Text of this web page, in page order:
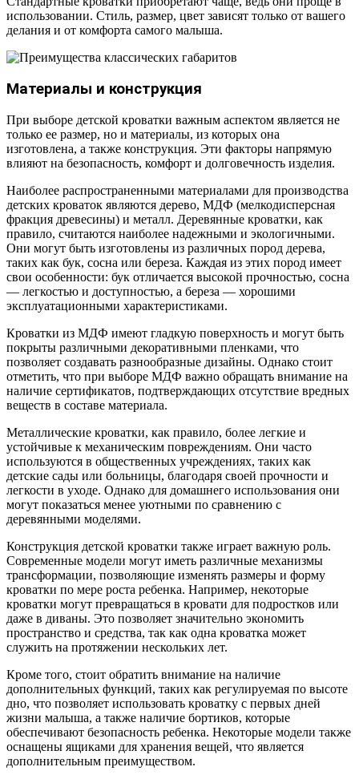
использовании. Стиль, размер, цвет зависят только от вашего
делания и от комфорта самого малыша.
Материалы и конструкция
При выборе детской кроватки важным аспектом является не
только ее размер, но и материалы, из которых она
изготовлена, а также конструкция. Эти факторы напрямую
влияют на безопасность, комфорт и долговечность изделия.
Наиболее распространенными материалами для производства
детских кроваток являются дерево, МДФ (мелкодисперсная
фракция древесины) и металл. Деревянные кроватки, как
правило, считаются наиболее надежными и экологичными.
Они могут быть изготовлены из различных пород дерева,
таких как бук, сосна или береза. Каждая из этих пород имеет
свои особенности: бук отличается высокой прочностью, сосна
— легкостью и доступностью, а береза — хорошими
эксплуатационными характеристиками.
Кроватки из МДФ имеют гладкую поверхность и могут быть
покрыты различными декоративными пленками, что
позволяет создавать разнообразные дизайны. Однако стоит
отметить, что при выборе МДФ важно обращать внимание на
наличие сертификатов, подтверждающих отсутствие вредных
веществ в составе материала.
Металлические кроватки, как правило, более легкие и
устойчивые к механическим повреждениям. Они часто
используются в общественных учреждениях, таких как
детские сады или больницы, благодаря своей прочности и
легкости в уходе. Однако для домашнего использования они
могут показаться менее уютными по сравнению с
деревянными моделями.
Конструкция детской кроватки также играет важную роль.
Современные модели могут иметь различные механизмы
трансформации, позволяющие изменять размеры и форму
кроватки по мере роста ребенка. Например, некоторые
кроватки могут превращаться в кровати для подростков или
даже в диваны. Это позволяет значительно экономить
пространство и средства, так как одна кроватка может
служить на протяжении нескольких лет.
Кроме того, стоит обратить внимание на наличие
дополнительных функций, таких как регулируемая по высоте
дно, что позволяет использовать кроватку с первых дней
жизни малыша, а также наличие бортиков, которые
обеспечивают безопасность ребенка. Некоторые модели также
оснащены ящиками для хранения вещей, что является
дополнительным преимуществом.